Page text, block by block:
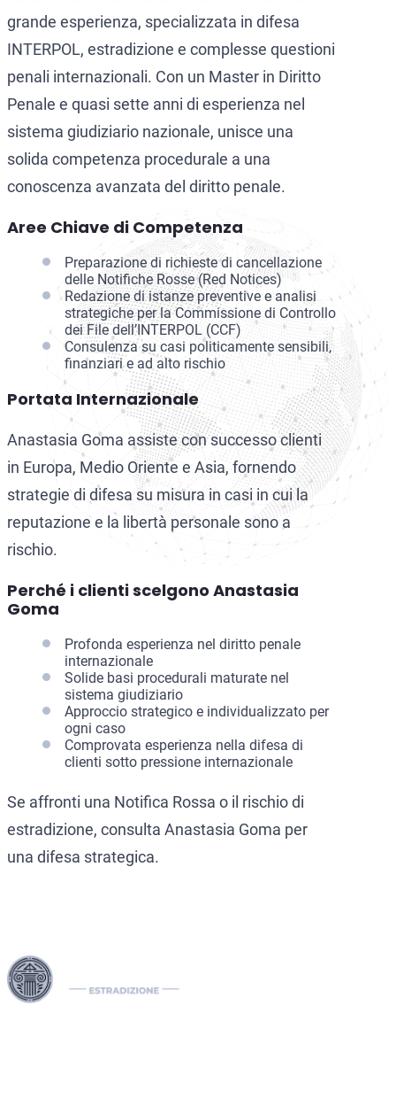
grande esperienza, specializzata in difesa
INTERPOL, estradizione e complesse questioni
penali internazionali. Con un Master in Diritto
Penale e quasi sette anni di esperienza nel
sistema giudiziario nazionale, unisce una
solida competenza procedurale a una
conoscenza avanzata del diritto penale.
Aree Chiave di Competenza
Preparazione di richieste di cancellazione
delle Notifiche Rosse (Red Notices)
Redazione di istanze preventive e analisi
strategiche per la Commissione di Controllo
dei File dell’INTERPOL (CCF)
Consulenza su casi politicamente sensibili,
finanziari e ad alto rischio
Portata Internazionale
Anastasia Goma assiste con successo clienti
in Europa, Medio Oriente e Asia, fornendo
strategie di difesa su misura in casi in cui la
reputazione e la libertà personale sono a
rischio.
Perché i clienti scelgono Anastasia
Goma
Profonda esperienza nel diritto penale
internazionale
Solide basi procedurali maturate nel
sistema giudiziario
Approccio strategico e individualizzato per
ogni caso
Comprovata esperienza nella difesa di
clienti sotto pressione internazionale
Se affronti una Notifica Rossa o il rischio di
estradizione, consulta Anastasia Goma per
una difesa strategica.